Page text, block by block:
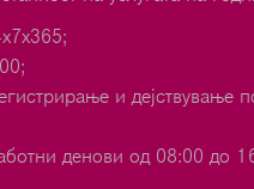
и дејствување
денови од 08:00 до